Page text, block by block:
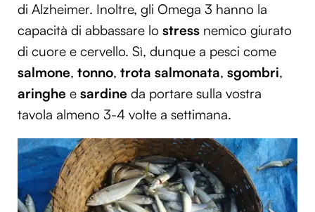
di Alzheimer. Inoltre, gli Omega 3 hanno la
capacità di abbassare lo stress nemico giurato
di cuore e cervello. Sì, dunque a pesci come
salmone, tonno, trota salmonata, sgombri,
aringhe e sardine da portare sulla vostra
tavola almeno 3-4 volte a settimana.